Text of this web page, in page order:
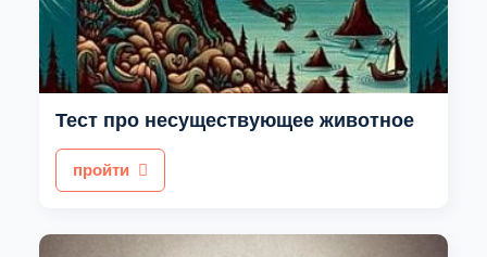
Тест про несуществующее животное
пройти